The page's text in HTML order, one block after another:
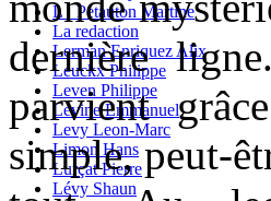
L_ Petauton Martine
La redaction
Lerman Enriquez Alix
Leuckx Philippe
Leven Philippe
Levine Emmanuel
Levy Leon-Marc
Limon Hans
Lurçat Pierre
Lévy Shaun
dernière
parvient
simple, peut-